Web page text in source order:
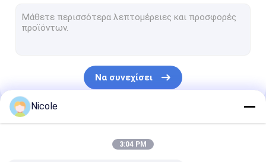
Αυτόματος διανομέας χρωμάτων
Αυτόματος αναμίκτης χρωμάτων
Χειρωνακτικός αναμίκτης χρωμάτων
Αυτόματος δονητής χρωμάτων στερέωσης
Να συνεχίσει
Οι Κατηγορίες Μας
Nicole
3:04 PM